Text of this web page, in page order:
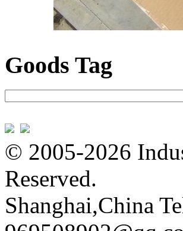
Goods Tag
© 2005-2026
Reserved.
Shanghai,China